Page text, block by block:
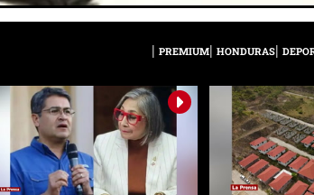
PREMIUM HONDURAS